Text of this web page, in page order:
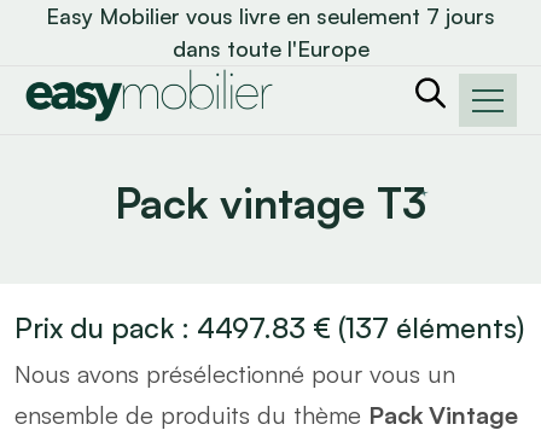
Easy Mobilier vous livre en seulement 7 jours
dans toute l'Europe
Pack vintage T3
Prix du pack : 4497.83 € (137 éléments)
Nous avons présélectionné pour vous un
ensemble de produits du thème Pack Vintage